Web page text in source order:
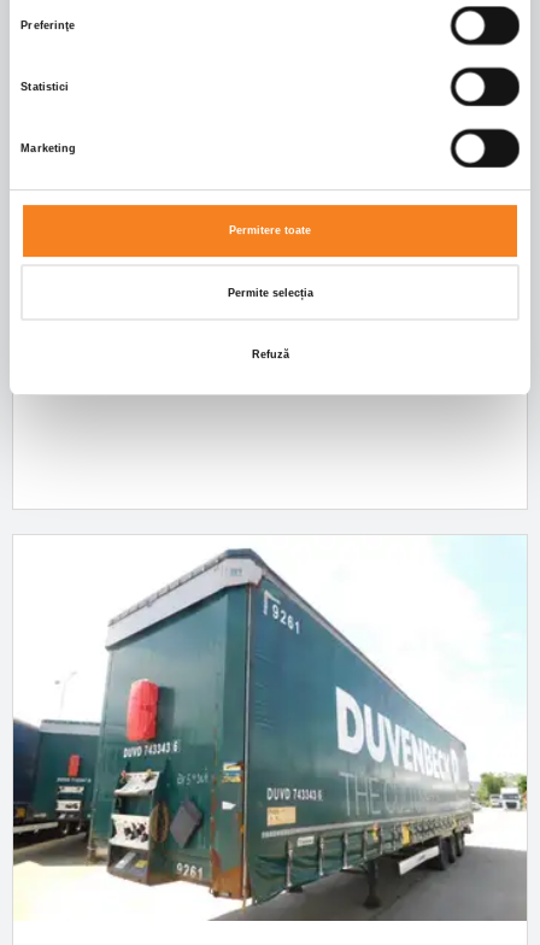
Preferinţe
Statistici
Marketing
Permitere toate
Permite selecția
Refuză